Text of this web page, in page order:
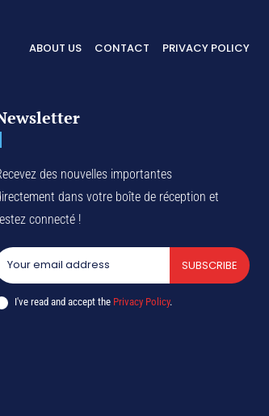
ABOUT US CONTACT PRIVACY POLICY
des nouvelles importantes
dans votre boîte de réception et
connecté !
SUBSCRIBE
I've read and accept the Privacy Policy.